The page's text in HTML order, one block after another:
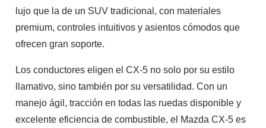
lujo que la de un SUV tradicional, con materiales
premium, controles intuitivos y asientos cómodos que
ofrecen gran soporte.
Los conductores eligen el CX-5 no solo por su estilo
llamativo, sino también por su versatilidad. Con un
manejo ágil, tracción en todas las ruedas disponible y
excelente eficiencia de combustible, el Mazda CX-5 es